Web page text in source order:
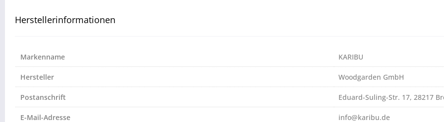
Herstellerinformationen
Markenname KARIBU
Hersteller Woodgarden GmbH
Postanschrift Eduard-Suling-Str. 17, 28217
E-Mail-Adresse info@karibu.de